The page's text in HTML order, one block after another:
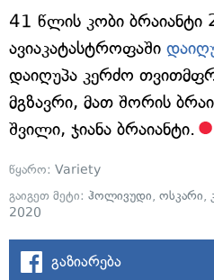
41 წლის კობი ბრაიანტი
ავიაკატასტროფაში
დაიღუპა კერძო
მგზავრი, მათ შორის
შვილი, ჯიანა ბრაიანტი.
წყარო: Variety
გაიგეთ მეტი: ჰოლივუდი, ოსკარი,
2020
გაზიარება